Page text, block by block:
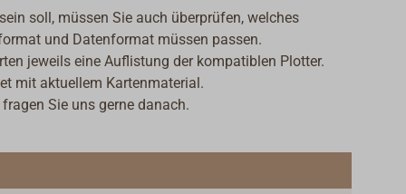
soll, müssen Sie auch überprüfen, welches
und Datenformat müssen passen.
jeweils eine Auflistung der kompatiblen Plotter.
mit aktuellem Kartenmaterial.
Sie uns gerne danach.